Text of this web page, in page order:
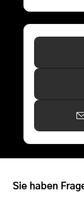
Sie haben